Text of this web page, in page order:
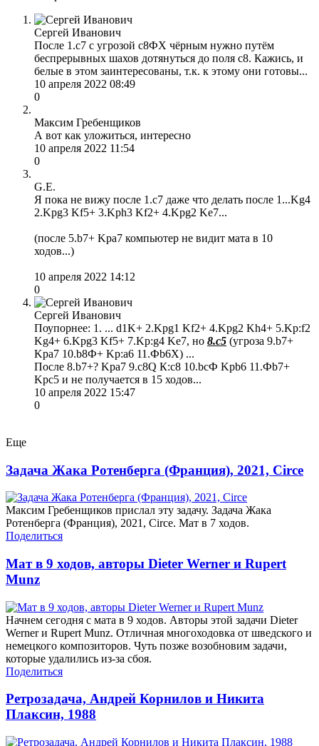
Сергей Иванович
После 1.с7 с угрозой с8ФХ чёрным нужно путём
беспрерывных шахов дотянуться до поля с8. Кажись, и
белые в этом заинтересованы, т.к. к этому они готовы...
10 апреля 2022 08:49
0
Максим Гребенщиков
А вот как уложиться, интересно
10 апреля 2022 11:54
0
G.E.
Я пока не вижу после 1.с7 даже что делать после 1...Kg4
2.Kpg3 Kf5+ 3.Kph3 Kf2+ 4.Kpg2 Ke7...
(после 5.b7+ Kpa7 компьютер не видит мата в 10
ходов...)
10 апреля 2022 14:12
0
Сергей Иванович
Поупорнее: 1. ... d1K+ 2.Kpg1 Kf2+ 4.Kpg2 Kh4+ 5.Kp:f2
Kg4+ 6.Kpg3 Kf5+ 7.Kp:g4 Ke7, но 8.c5 (угроза 9.b7+
Kрa7 10.b8Ф+ Kр:a6 11.Фb6Х) ...
После 8.b7+? Kрa7 9.c8Q К:c8 10.bcФ Kрb6 11.Фb7+
Kрc5 и не получается в 15 ходов...
10 апреля 2022 15:47
0
Еще
Задача Жака Ротенберга (Франция), 2021, Circe
Максим Гребенщиков прислал эту задачу. Задача Жака
Ротенберга (Франция), 2021, Circe. Мат в 7 ходов.
Поделиться
Мат в 9 ходов, авторы Dieter Werner и Rupert
Munz
Начнем сегодня с мата в 9 ходов. Авторы этой задачи Dieter
Werner и Rupert Munz. Отличная многоходовка от шведского и
немецкого композиторов. Чуть позже возобновим задачи,
которые удалились из-за сбоя.
Поделиться
Ретрозадача, Андрей Корнилов и Никита
Плаксин, 1988